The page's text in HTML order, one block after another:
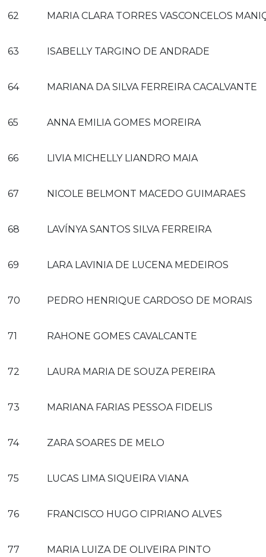
62 MARIA CLARA TORRES VASCONCELOS
63 ISABELLY TARGINO DE ANDRADE
64 MARIANA DA SILVA FERREIRA CACALVANTE
65 ANNA EMILIA GOMES MOREIRA
66 LIVIA MICHELLY LIANDRO MAIA
67 NICOLE BELMONT MACEDO GUIMARAES
68 LAVÍNYA SANTOS SILVA FERREIRA
69 LARA LAVINIA DE LUCENA MEDEIROS
70 PEDRO HENRIQUE CARDOSO DE MORAIS
71 RAHONE GOMES CAVALCANTE
72 LAURA MARIA DE SOUZA PEREIRA
73 MARIANA FARIAS PESSOA FIDELIS
74 ZARA SOARES DE MELO
75 LUCAS LIMA SIQUEIRA VIANA
76 FRANCISCO HUGO CIPRIANO ALVES
77 MARIA LUIZA DE OLIVEIRA PINTO